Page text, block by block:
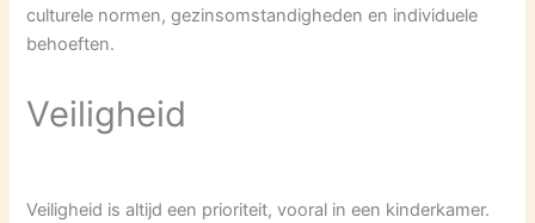
culturele normen, gezinsomstandigheden en individuele
behoeften.
Veiligheid
Veiligheid is altijd een prioriteit, vooral in een kinderkamer.